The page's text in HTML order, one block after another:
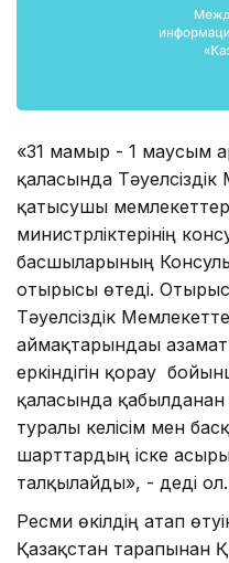
«31 мамыр - 1 маусым
қаласында
қатысушы
министрліктерінің
басшыларының
отырысы өтеді.
Тәуелсіздік
аймақтарындағы
еркіндігін қорғау
қаласында
туралы келісім мен
шарттардың іске
талқылайды», - деді ол.
Ресми өкілдің атап
Қазақстан тарапынан